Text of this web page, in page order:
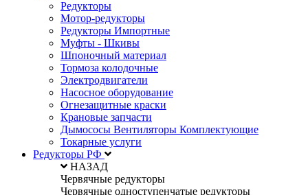
Редукторы
Мотор-редукторы
Редукторы Импортные
Муфты - Шкивы
Шпоночный материал
Тормоза колодочные
Электродвигатели
Насосное оборудование
Огнезащитные краски
Крановые запчасти
Дымососы Вентиляторы Комплектующие
Токарные услуги
Редукторы РФ
НАЗАД
Червячные редукторы
Червячные одноступенчатые редукторы